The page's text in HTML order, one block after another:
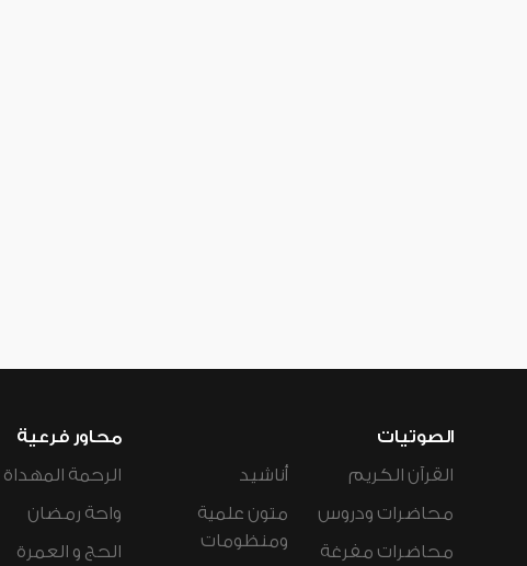
الصوتيات
القرآن الكريم
محاضرات ودروس
محاضرات مفرغة
أناشيد
متون علمية
ومنظومات
محاور فرعية
الرحمة المهداة
واحة رمضان
الحج و العمرة